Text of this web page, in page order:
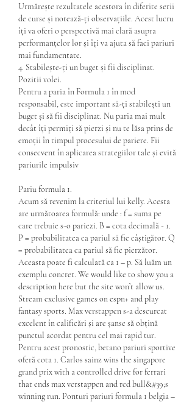
Urmărește rezultatele acestora în diferite serii
de curse și notează-ți observațiile. Acest lucru
îți va oferi o perspectivă mai clară asupra
performanțelor lor și îți va ajuta să faci pariuri
mai fundamentate.
4. Stabilește-ți un buget și fii disciplinat.
Pozitii volei.
Pentru a paria în Formula 1 în mod
responsabil, este important să-ți stabilești un
buget și să fii disciplinat. Nu paria mai mult
decât îți permiți să pierzi și nu te lăsa prins de
emoții în timpul procesului de pariere. Fii
consecvent în aplicarea strategiilor tale și evită
pariurile impulsiv
Pariu formula 1.
Acum să revenim la criteriul lui kelly. Acesta
are următoarea formulă: unde : f = suma pe
care trebuie s-o pariezi. B = cota decimală - 1.
P = probabilitatea ca pariul să fie câștigător. Q
= probabilitatea ca pariul să fie pierzător.
Aceasta poate fi calculată ca 1 – p. Să luăm un
exemplu concret. We would like to show you a
description here but the site won’t allow us.
Stream exclusive games on espn+ and play
fantasy sports. Max verstappen s-a descurcat
excelent în calificări și are șanse să obțină
punctul acordat pentru cel mai rapid tur.
Pentru acest pronostic, betano pariuri sportive
oferă cota 1. Carlos sainz wins the singapore
grand prix with a controlled drive for ferrari
that ends max verstappen and red bull&#39;s
winning run. Ponturi pariuri formula 1 belgia –